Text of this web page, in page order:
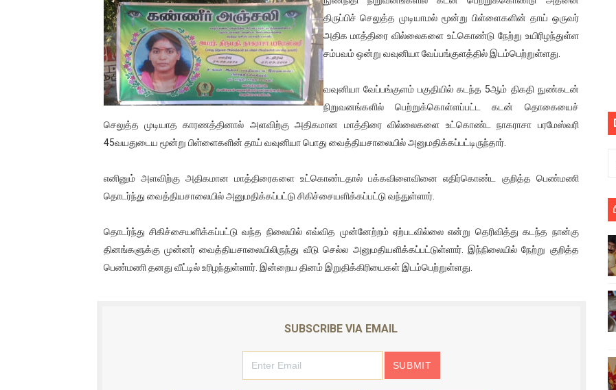
இளையராஜா – கமல் அவசர சந்திப்பு (படங்கள், விடியோ)
ஜனாதிபதி ஐக்கிய நாடுகளின் பொதுச் சபை கூட்டத்தில் இன்று உரை
32 CM விநோத கன்றுக்குட்டி! (வீடியோ)
வலிமை தான் அஜித் திரைப்பயணத்திலே அதிக காலெக்ஷன் செய்த திரைப்படம் ! எங்கு தெரியுமா?
அல்வா கொடுக்கின்றது இலங்கை!
2ஆம் நாள் உக்ரைன் யுத்தம்!! எங்களைத் தனிமையில் விட்டுவிட்டுனர்!!
கதிரவன் வாசகர்களுக்கு இனிய பொங்கல் புத்தாண்டு நல்வாழ்த்துகள்
மகிந்த ராஜபக்சே பதவி விலக திட்டம்?
ரவுடி பேபிக்கு நடந்த தரமான சம்பவம்.. ஆபாச வீடியோக்களால் வந்த வினை
குண்டை தூக்கிப்போட்ட ஆய்வு…. இந்தியாவின் “கோவிஷீல்டு” தடுப்பூசி போட்டவர்களுக்கு…. ஷாக்
யாழில் தமிழின தலைவர் பிரபாகரனின் பிறந்தநாளை கொண்டாடியுள்ளனர் பல்கலை மாணவர்கள்!
திருப்பிச் செலுத்த முடியாமல் மூன்று பிள்ளைகளின் தாய் ஒருவர்
அதிக மாத்திரை வில்லைகளை உட்கொண்டு நேற்று உயிரிழந்துள்ள
சம்பவம் ஒன்று வவுனியா வேப்பங்குளத்தில் இடம்பெற்றுள்ளது.
வவுனியா வேப்பங்குளம் பகுதியில் கடந்த 5ஆம் திகதி நுண்கடன்
நிறுவனங்களில் பெற்றுக்கொள்ளப்பட்ட கடன் தொகையைச்
செலுத்த முடியாத காரணத்தினால் அளவிற்கு அதிகமான மாத்திரை வில்லைகளை உட்கொண்ட நாகராசா பரமேஸ்வரி
45வயதுடைய மூன்று பிள்ளைகளின் தாய் வவுனியா பொது வைத்தியசாலையில் அனுமதிக்கப்பட்டிருந்தார்.
எனினும் அளவிற்கு அதிகமான மாத்திரைகளை உட்கொண்டதால் பக்கவிளைவினை எதிர்கொண்ட குறித்த பெண்மணி
தொடர்ந்து வைத்தியசாலையில் அனுமதிக்கப்பட்டு சிகிச்சையளிக்கப்பட்டு வந்துள்ளார்.
தொடர்ந்து சிகிச்சையளிக்கப்பட்டு வந்த நிலையில் எவ்வித முன்னேற்றம் ஏற்படவில்லை என்று தெரிவித்து கடந்த நான்கு
தினங்களுக்கு முன்னர் வைத்தியசாலையிலிருந்து வீடு செல்ல அனுமதியளிக்கப்பட்டுள்ளார். இந்நிலையில் நேற்று குறித்த
பெண்மணி தனது வீட்டில் உரிழந்துள்ளார். இன்றைய தினம் இறுதிக்கிரியைகள் இடம்பெற்றுள்ளது.
SUBSCRIBE VIA EMAIL